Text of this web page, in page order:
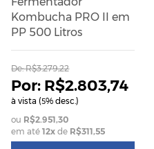
Kombucha PRO II em
PP 500 Litros
R$2.803,74
à vista (5% desc.)
De: R$3.279,22
R$2.951,30
em até12x de R$311,55